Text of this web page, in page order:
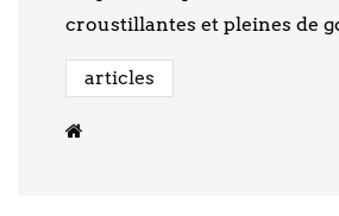
croustillantes et pleines de
articles